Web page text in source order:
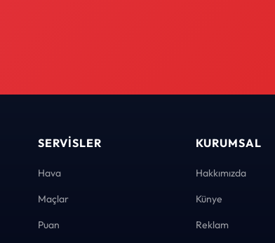
SERVISLER
Hava
Maçlar
Puan
KURUMSAL
Hakkımızda
Künye
Reklam